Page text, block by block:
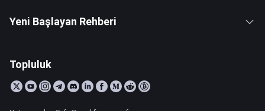
Yeni Başlayan Rehberi
Topluluk